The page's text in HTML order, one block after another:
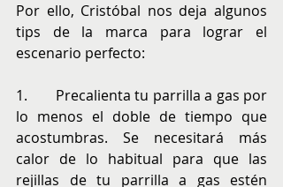
Por ello, Cristóbal nos deja algunos
tips de la marca para lograr el
escenario perfecto:
1.       Precalienta tu parrilla a gas por
lo menos el doble de tiempo que
acostumbras. Se necesitará más
calor de lo habitual para que las
rejillas de tu parrilla a gas estén